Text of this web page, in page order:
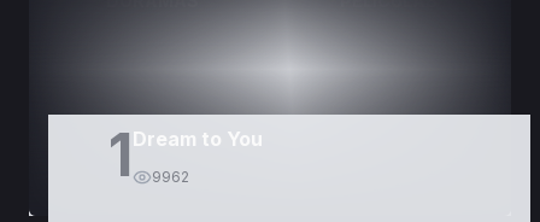
1 Dream to You
9962